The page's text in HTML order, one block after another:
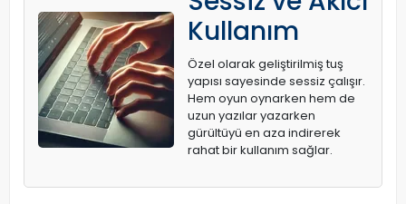
Kullanım
Özel olarak geliştirilmiş tuş
yapısı sayesinde sessiz çalışır.
Hem oyun oynarken hem de
uzun yazılar yazarken
gürültüyü en aza indirerek
rahat bir kullanım sağlar.